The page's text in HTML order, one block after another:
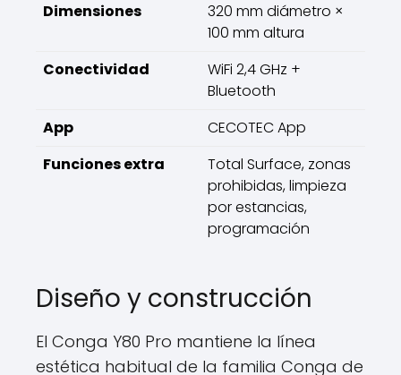
Dimensiones
320 mm diámetro ×
100 mm altura
Conectividad
WiFi 2,4 GHz +
Bluetooth
App
CECOTEC App
Funciones extra
Total Surface, zonas
prohibidas, limpieza
por estancias,
programación
Diseño y construcción
El Conga Y80 Pro mantiene la línea
estética habitual de la familia Conga de